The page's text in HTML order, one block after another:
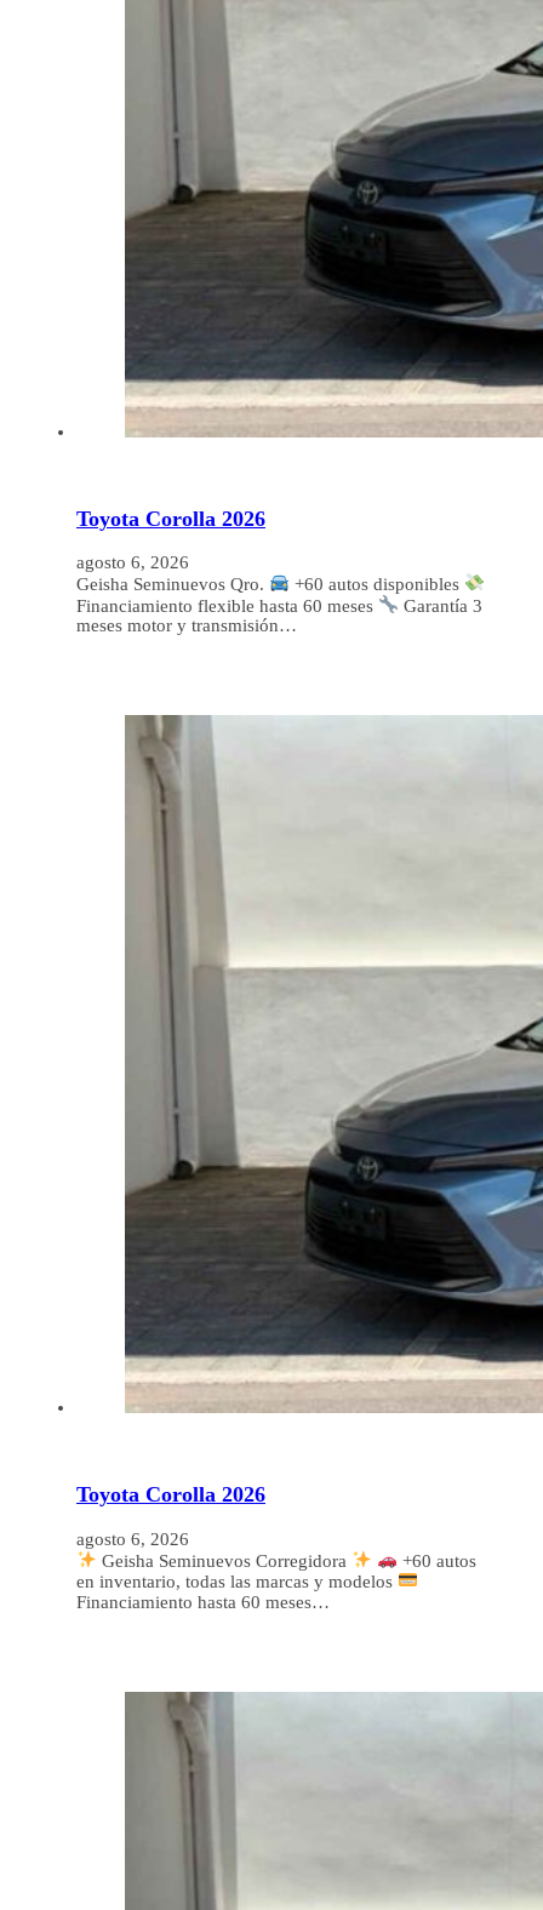
Toyota Corolla 2026
agosto 6, 2026
Geisha Seminuevos Qro.
+60 autos disponibles
Financiamiento flexible hasta 60 meses
Garantía 3
meses motor y transmisión…
Toyota Corolla 2026
agosto 6, 2026
Geisha Seminuevos Corregidora
+60 autos
en inventario, todas las marcas y modelos
Financiamiento hasta 60 meses…